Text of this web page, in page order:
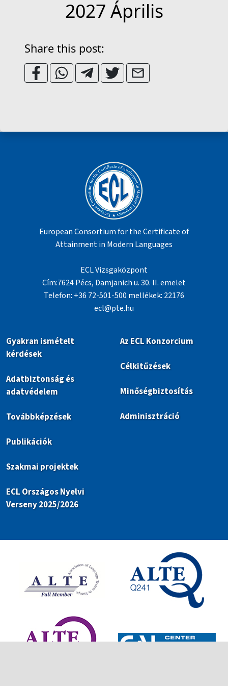
2027 Április
Share this post:
European Consortium for the Certificate of
Attainment in Modern Languages
ECL Vizsgaközpont
Cím:7624 Pécs, Damjanich u. 30. II. emelet
Telefon: +36 72-501-500 mellékek: 22176
ecl@pte.hu
Gyakran ismételt
kérdések
Adatbiztonság és
adatvédelem
Továbbképzések
Publikációk
Szakmai projektek
ECL Országos Nyelvi
Verseny 2025/2026
Az ECL Konzorcium
Célkitűzések
Minőségbiztosítás
Adminisztráció